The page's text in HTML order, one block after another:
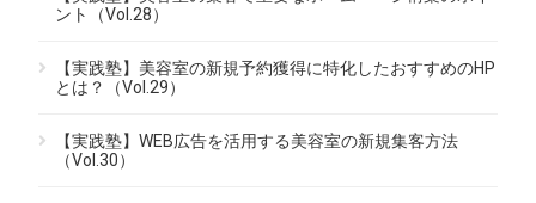
ント（Vol.28）
【実践塾】美容室の新規予約獲得に特化したおすすめのHP
とは？（Vol.29）
【実践塾】WEB広告を活用する美容室の新規集客方法
（Vol.30）